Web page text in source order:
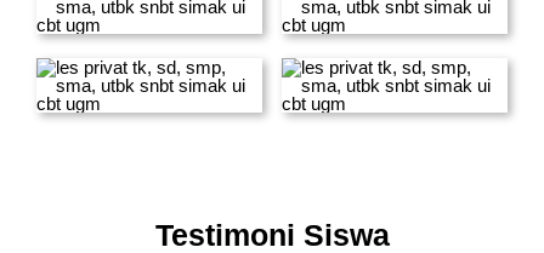
Testimoni Siswa